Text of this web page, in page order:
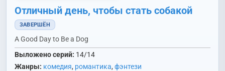
Отличный день, чтобы стать собакой
ЗАВЕРШЁН
A Good Day to Be a Dog
Выложено серий: 14/14
Жанры: комедия, романтика,фэнтези